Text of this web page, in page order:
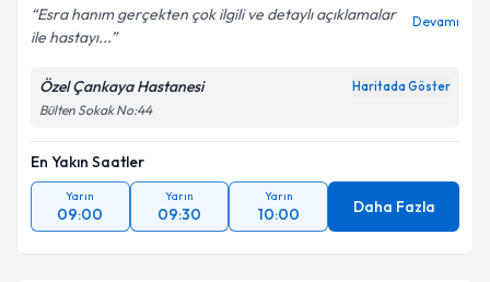
Esra hanım gerçekten çok ilgili ve detaylı açıklamalar
ile hastayı...
Devamı
Özel Çankaya Hastanesi Haritada Göster
Bülten Sokak No:44
En Yakın Saatler
Yarın
09:00
Yarın
09:30
Yarın
10:00 Daha Fazla